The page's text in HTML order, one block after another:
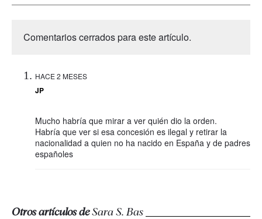
Comentarios cerrados para este artículo.
HACE 2 MESES
JP
Mucho habría que mirar a ver quién dio la orden.
Habría que ver si esa concesión es ilegal y retirar la
nacionalidad a quien no ha nacido en España y de padres
españoles
Otros artículos deSara S. Bas